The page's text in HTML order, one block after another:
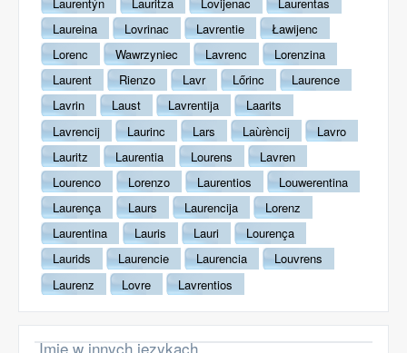
Laureina
Lovrinac Lavrentie
Ławijenc
Lorenc
Wawrzyniec Lavrenc
Lorenzina
Laurent
Rienzo Lavr Lőrinc
Laurence
Lavrin
Laust Lavrentija
Laarits
Lavrencij
Laurinc Lars Laùrèncij
Lavro
Lauritz
Laurentia Lourens
Lavren
Lourenco
Lorenzo Laurentios
Louwerentina
Laurença
Laurs Laurencija
Lorenz
Laurentina
Lauris Lauri
Lourença
Laurids
Laurencie Laurencia
Louvrens
Laurenz
Lovre Lavrentios
Imię w innych językach